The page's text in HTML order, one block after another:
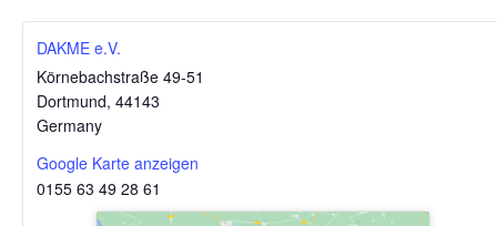
DAKME e.V.
Körnebachstraße 49-51
Dortmund, 44143
Germany
Google Karte anzeigen
0155 63 49 28 61